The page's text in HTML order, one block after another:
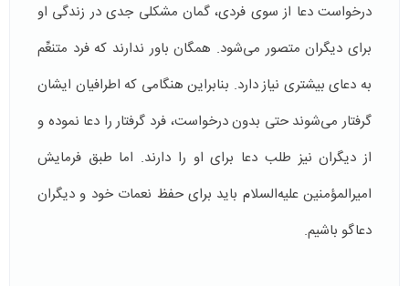
درخواست دعا از سوی فردی، گمان مشکلی جدی در زندگی او
برای دیگران متصور می‌شود. همگان باور ندارند که فرد متنعِّم
به دعای بیشتری نیاز دارد. بنابراین هنگامی که اطرافیان ایشان
گرفتار می‌شوند حتی بدون درخواست، فرد گرفتار را دعا نموده و
از دیگران نیز طلب دعا برای او را دارند. اما طبق فرمایش
امیرالمؤمنین علیه‌السلام باید برای حفظ نعمات خود و دیگران
دعاگو باشیم.